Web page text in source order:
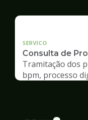
SERVICO
Consulta de
Tramitação dos
bpm, processo